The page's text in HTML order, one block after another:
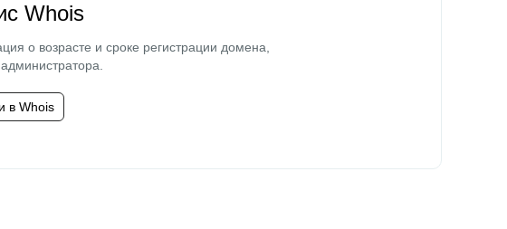
Whois
о возрасте и сроке регистрации домена,
в Whois